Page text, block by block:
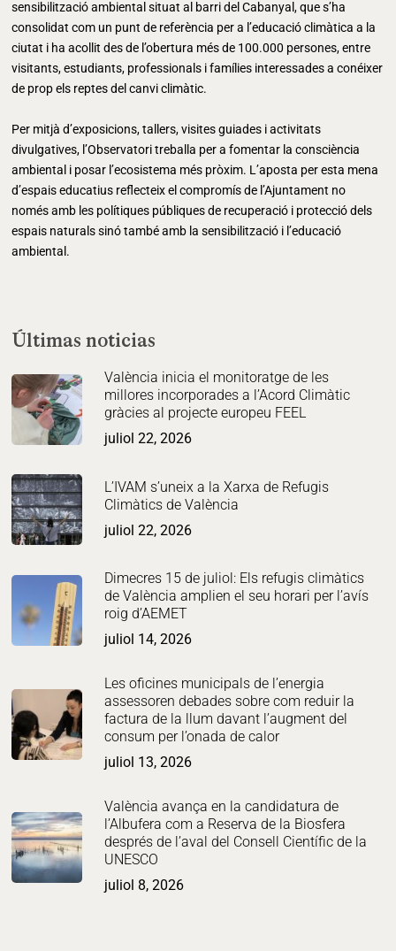
sensibilització ambiental situat al barri del Cabanyal, que s’ha
consolidat com un punt de referència per a l’educació climàtica a la
ciutat i ha acollit des de l’obertura més de 100.000 persones, entre
visitants, estudiants, professionals i famílies interessades a conéixer
de prop els reptes del canvi climàtic.
Per mitjà d’exposicions, tallers, visites guiades i activitats
divulgatives, l’Observatori treballa per a fomentar la consciència
ambiental i posar l’ecosistema més pròxim. L’aposta per esta mena
d’espais educatius reflecteix el compromís de l’Ajuntament no
només amb les polítiques públiques de recuperació i protecció dels
espais naturals sinó també amb la sensibilització i l’educació
ambiental.
Últimas noticias
València inicia el monitoratge de les
millores incorporades a l’Acord Climàtic
gràcies al projecte europeu FEEL
juliol 22, 2026
L’IVAM s’uneix a la Xarxa de Refugis
Climàtics de València
juliol 22, 2026
Dimecres 15 de juliol: Els refugis climàtics
de València amplien el seu horari per l’avís
roig d’AEMET
juliol 14, 2026
Les oficines municipals de l’energia
assessoren debades sobre com reduir la
factura de la llum davant l’augment del
consum per l’onada de calor
juliol 13, 2026
València avança en la candidatura de
l’Albufera com a Reserva de la Biosfera
després de l’aval del Consell Científic de la
UNESCO
juliol 8, 2026